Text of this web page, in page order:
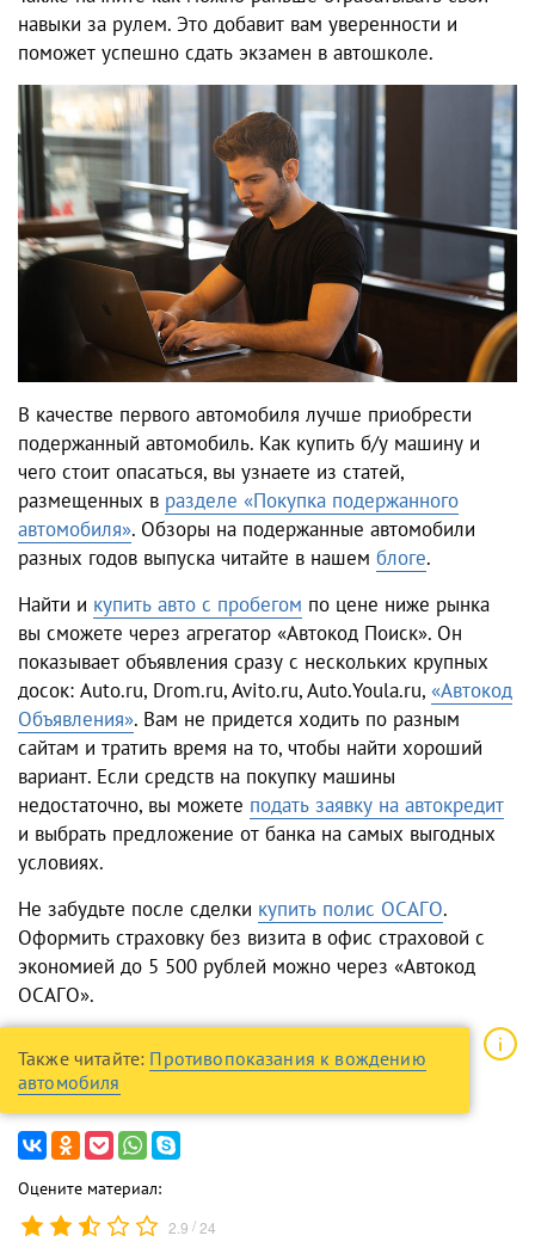
навыки за рулем. Это добавит вам уверенности и
поможет успешно сдать экзамен в автошколе.
В качестве первого автомобиля лучше приобрести
подержанный автомобиль. Как купить б/у машину и
чего стоит опасаться, вы узнаете из статей,
размещенных в разделе «Покупка подержанного
автомобиля». Обзоры на подержанные автомобили
разных годов выпуска читайте в нашем блоге.
Найти и купить авто с пробегом по цене ниже рынка
вы сможете через агрегатор «Автокод Поиск». Он
показывает объявления сразу с нескольких крупных
досок: Auto.ru, Drom.ru, Avito.ru, Auto.Youla.ru, «Автокод
Объявления». Вам не придется ходить по разным
сайтам и тратить время на то, чтобы найти хороший
вариант. Если средств на покупку машины
недостаточно, вы можете подать заявку на автокредит
и выбрать предложение от банка на самых выгодных
условиях.
Не забудьте после сделки купить полис ОСАГО.
Оформить страховку без визита в офис страховой с
экономией до 5 500 рублей можно через «Автокод
ОСАГО».
Также читайте: Противопоказания к вождению
автомобиля
Оцените материал:
2.9 /24